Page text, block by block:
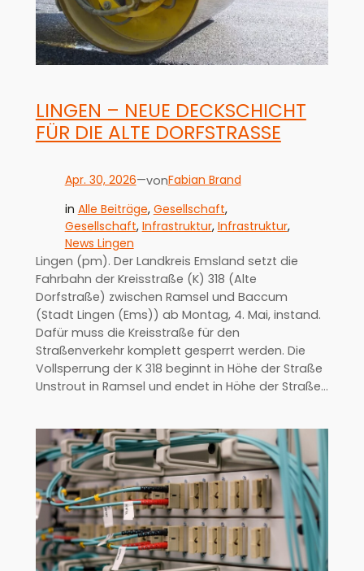
LINGEN – NEUE DECKSCHICHT
FÜR DIE ALTE DORFSTRASSE
Apr. 30, 2026—vonFabian Brand
in Alle Beiträge, Gesellschaft,
Gesellschaft, Infrastruktur, Infrastruktur,
News Lingen
Lingen (pm). Der Landkreis Emsland setzt die
Fahrbahn der Kreisstraße (K) 318 (Alte
Dorfstraße) zwischen Ramsel und Baccum
(Stadt Lingen (Ems)) ab Montag, 4. Mai, instand.
Dafür muss die Kreisstraße für den
Straßenverkehr komplett gesperrt werden. Die
Vollsperrung der K 318 beginnt in Höhe der Straße
Unstrout in Ramsel und endet in Höhe der Straße…